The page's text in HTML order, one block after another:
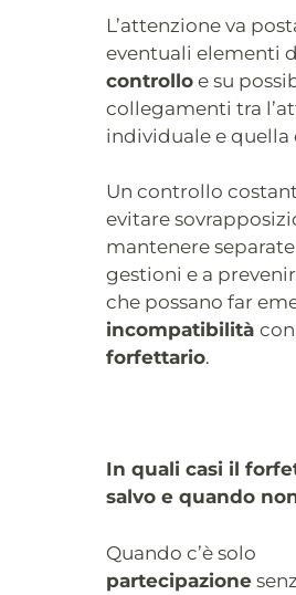
L’attenzione va
eventuali elementi
controlloe su
collegamenti tra
individuale e quella
Un controllo
evitare
mantenere
gestioni e a
che possano far
incompatibilità
forfettario.
In quali casi il
salvo e quando
Quando c’è solo
partecipazione